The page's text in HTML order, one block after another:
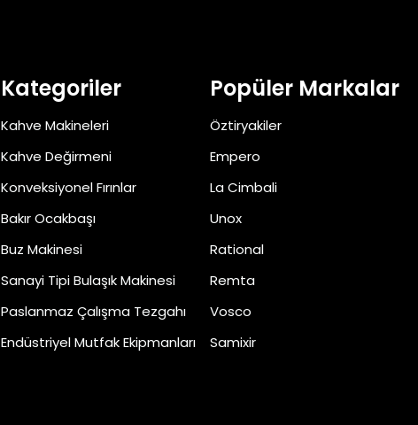
Kategoriler
Kahve Makineleri
Kahve Değirmeni
Konveksiyonel Fırınlar
Bakır Ocakbaşı
Buz Makinesi
Sanayi Tipi Bulaşık Makinesi
Paslanmaz Çalışma Tezgahı
Endüstriyel Mutfak Ekipmanları
Popüler Markalar
Öztiryakiler
Empero
La Cimbali
Unox
Rational
Remta
Vosco
Samixir